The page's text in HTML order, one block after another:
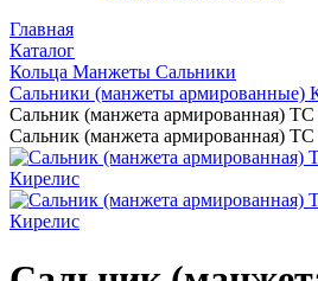
Главная
Каталог
Кольца Манжеты Сальники
Сальники (манжеты армированные)
Сальник (манжета армированная)
Сальник (манжета армированная)